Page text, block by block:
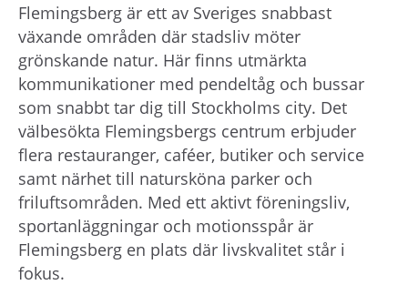
Flemingsberg är ett av Sveriges snabbast
växande områden där stadsliv möter
grönskande natur. Här finns utmärkta
kommunikationer med pendeltåg och bussar
som snabbt tar dig till Stockholms city. Det
välbesökta Flemingsbergs centrum erbjuder
flera restauranger, caféer, butiker och service
samt närhet till natursköna parker och
friluftsområden. Med ett aktivt föreningsliv,
sportanläggningar och motionsspår är
Flemingsberg en plats där livskvalitet står i
fokus.